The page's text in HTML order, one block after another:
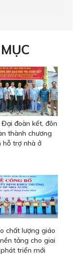
đoàn kết, đôn
thành chương
hỗ trợ nhà ở
chất lượng giáo
tảng cho giai
triển mới